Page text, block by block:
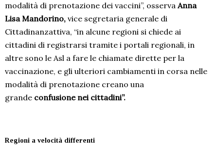
modalità di prenotazione dei vaccini”, osservaAnna
Lisa Mandorino, vice segretaria generale di
Cittadinanzattiva, “in alcune regioni si chiede ai
cittadini di registrarsi tramite i portali regionali, in
altre sono le Asl a fare le chiamate dirette per la
vaccinazione, e gli ulteriori cambiamenti in corsa nelle
modalità di prenotazione creano una
grande confusione nei cittadini”.
Regioni a velocità differenti